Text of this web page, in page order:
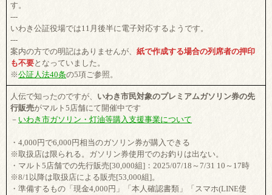
す。
---
いわき公証役場では11月後半に電子対応するようです。
---
案内の方での明記はありませんが、 紙で作成する場合の列席者の押印
も不要となっていました。
※公証人法40条の5項ご参照。
人伝で知ったのですが、 いわき市民対象のプレミアムガソリン券の先
行販売がマルト5店舗にて開催中です
－ いわき市ガソリン・灯油等購入支援事業について
・4,000円で6,000円相当のガソリン券が購入できる
※取扱店は限られる。ガソリン券使用でのお釣りは出ない。
・マルト5店舗での先行販売[30,000組]：2025/07/18～7/31 10～17時
※8/1以降は取扱店による販売[53,000組]。
・準備するもの「現金4,000円」「本人確認書類」「スマホ(LINE使